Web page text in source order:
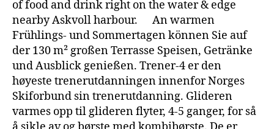
of food and drink right on the water & edge
nearby Askvoll harbour. ​ ​ ​ ​ ​ An warmen
Frühlings- und Sommertagen können Sie auf
der 130 m² großen Terrasse Speisen, Getränke
und Ausblick genießen. Trener-4 er den
høyeste trenerutdanningen innenfor Norges
Skiforbund sin trenerutdanning. Glideren
varmes opp til glideren flyter, 4-5 ganger, for så